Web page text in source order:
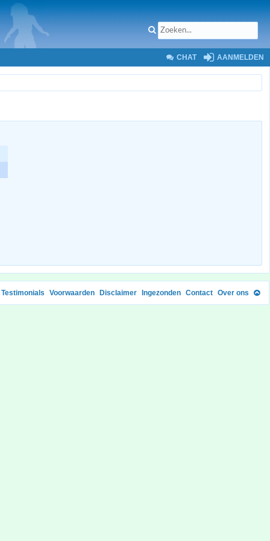
CHAT AANMELDEN
Testimonials Voorwaarden Disclaimer Ingezonden Contact Over ons